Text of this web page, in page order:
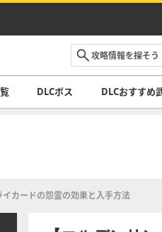
DLCボス DLCおすすめ
イカードの怨霊の効果と入手方法